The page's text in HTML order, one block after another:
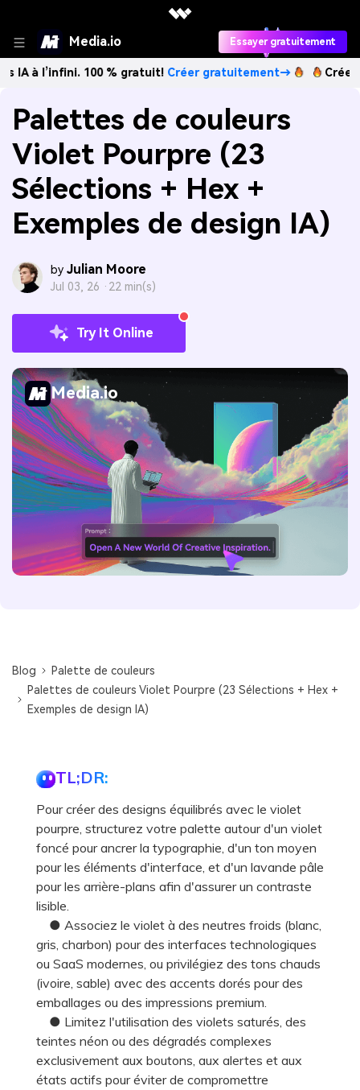
Media.io Essayer gratuitement
100 % gratuit!Créer gratuitement→ Créez des
Palettes de couleurs
Violet Pourpre (23
Sélections + Hex +
Exemples de design IA)
by Julian Moore
Jul 03, 26 · 22 min(s)
Try It Online
Media.io
Blog
Palette de couleurs
Palettes de couleurs Violet Pourpre (23 Sélections + Hex +
Exemples de design IA)
TL;DR:
Pour créer des designs équilibrés avec le violet
pourpre, structurez votre palette autour d'un violet
foncé pour ancrer la typographie, d'un ton moyen
pour les éléments d'interface, et d'un lavande pâle
pour les arrière-plans afin d'assurer un contraste
lisible.
● Associez le violet à des neutres froids (blanc,
gris, charbon) pour des interfaces technologiques
ou SaaS modernes, ou privilégiez des tons chauds
(ivoire, sable) avec des accents dorés pour des
emballages ou des impressions premium.
● Limitez l'utilisation des violets saturés, des
teintes néon ou des dégradés complexes
exclusivement aux boutons, aux alertes et aux
états actifs pour éviter de compromettre